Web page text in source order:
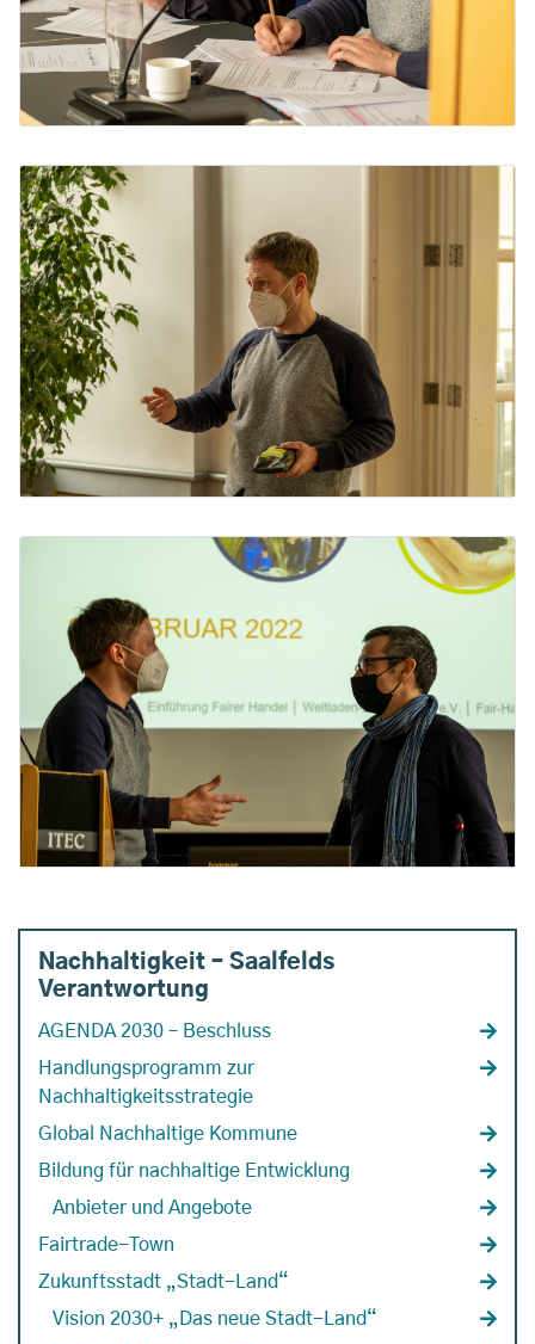
Nachhaltigkeit – Saalfelds
Verantwortung
AGENDA 2030 – Beschluss
Handlungsprogramm zur
Nachhaltigkeitsstrategie
Global Nachhaltige Kommune
Bildung für nachhaltige Entwicklung
Anbieter und Angebote
Fairtrade-Town
Zukunftsstadt „Stadt-Land“
Vision 2030+ „Das neue Stadt-Land“